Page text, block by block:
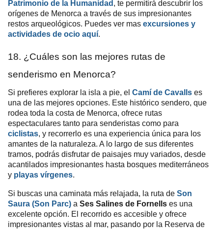
Patrimonio de la Humanidad, te permitirá descubrir los
orígenes de Menorca a través de sus impresionantes
restos arqueológicos. Puedes ver mas excursiones y
actividades de ocio aquí.
18. ¿Cuáles son las mejores rutas de
senderismo en Menorca?
Si prefieres explorar la isla a pie, el Camí de Cavalls es
una de las mejores opciones. Este histórico sendero, que
rodea toda la costa de Menorca, ofrece rutas
espectaculares tanto para senderistas como para
ciclistas, y recorrerlo es una experiencia única para los
amantes de la naturaleza. A lo largo de sus diferentes
tramos, podrás disfrutar de paisajes muy variados, desde
acantilados impresionantes hasta bosques mediterráneos
y playas vírgenes.
Si buscas una caminata más relajada, la ruta de Son
Saura (Son Parc) a Ses Salines de Fornells es una
excelente opción. El recorrido es accesible y ofrece
impresionantes vistas al mar, pasando por la Reserva de